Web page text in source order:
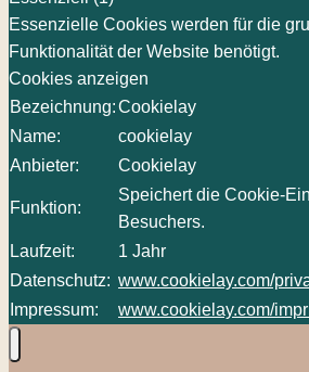
Essenzielle Cookies werden für die
Funktionalität der Website benötigt.
Cookies anzeigen
Bezeichnung:Cookielay
Name:
cookielay
Anbieter:
Cookielay
Funktion:
Speichert die Cookie-
Besuchers.
Laufzeit:
1 Jahr
Datenschutz: www.cookielay.com/
Impressum:
www.cookielay.com/